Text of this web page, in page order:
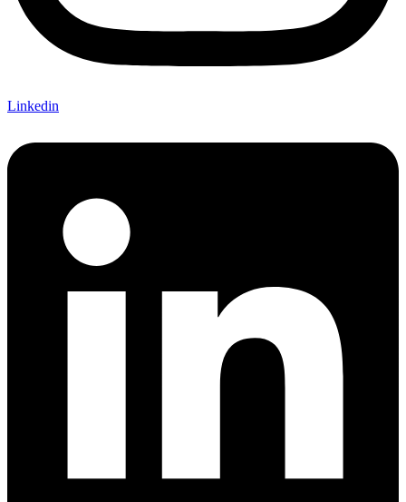
Linkedin